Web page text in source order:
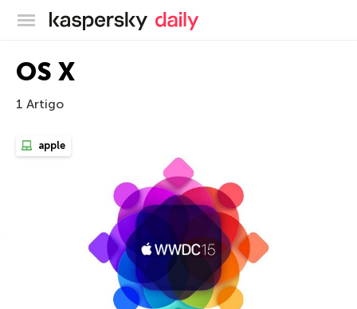
Blog oficial da Kaspersky
OS X
1 Artigo
apple